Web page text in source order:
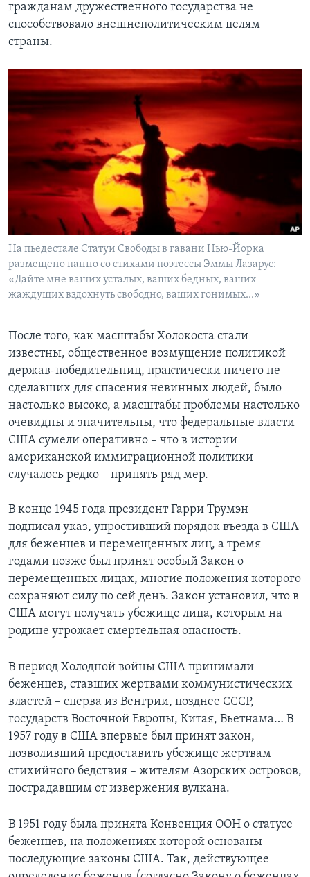
гражданам дружественного государства не
способствовало внешнеполитическим целям
страны.
На пьедестале Статуи Свободы в гавани Нью-Йорка
размещено панно со стихами поэтессы Эммы Лазарус:
«Дайте мне ваших усталых, ваших бедных, ваших
жаждущих вздохнуть свободно, ваших гонимых...»
После того, как масштабы Холокоста стали
известны, общественное возмущение политикой
держав-победительниц, практически ничего не
сделавших для спасения невинных людей, было
настолько высоко, а масштабы проблемы настолько
очевидны и значительны, что федеральные власти
США сумели оперативно – что в истории
американской иммиграционной политики
случалось редко – принять ряд мер.
В конце 1945 года президент Гарри Трумэн
подписал указ, упростивший порядок въезда в США
для беженцев и перемещенных лиц, а тремя
годами позже был принят особый Закон о
перемещенных лицах, многие положения которого
сохраняют силу по сей день. Закон установил, что в
США могут получать убежище лица, которым на
родине угрожает смертельная опасность.
В период Холодной войны США принимали
беженцев, ставших жертвами коммунистических
властей – сперва из Венгрии, позднее СССР,
государств Восточной Европы, Китая, Вьетнама… В
1957 году в США впервые был принят закон,
позволивший предоставить убежище жертвам
стихийного бедствия – жителям Азорских островов,
пострадавшим от извержения вулкана.
В 1951 году была принята Конвенция ООН о статусе
беженцев, на положениях которой основаны
последующие законы США. Так, действующее